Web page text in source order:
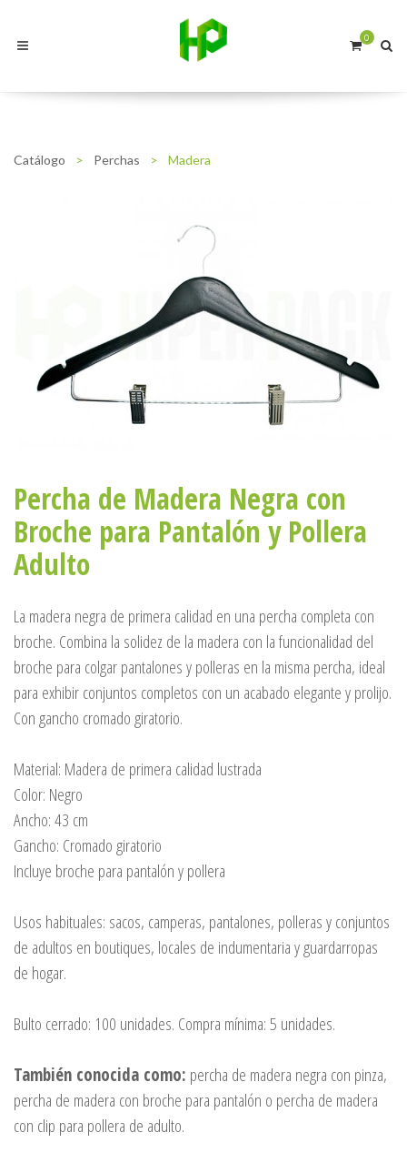
0
Catálogo > Perchas > Madera
Percha de Madera Negra con
Broche para Pantalón y Pollera
Adulto
La madera negra de primera calidad en una percha completa con
broche. Combina la solidez de la madera con la funcionalidad del
broche para colgar pantalones y polleras en la misma percha, ideal
para exhibir conjuntos completos con un acabado elegante y prolijo.
Con gancho cromado giratorio.
Material: Madera de primera calidad lustrada
Color: Negro
Ancho: 43 cm
Gancho: Cromado giratorio
Incluye broche para pantalón y pollera
Usos habituales: sacos, camperas, pantalones, polleras y conjuntos
de adultos en boutiques, locales de indumentaria y guardarropas
de hogar.
Bulto cerrado: 100 unidades. Compra mínima: 5 unidades.
También conocida como: percha de madera negra con pinza,
percha de madera con broche para pantalón o percha de madera
con clip para pollera de adulto.